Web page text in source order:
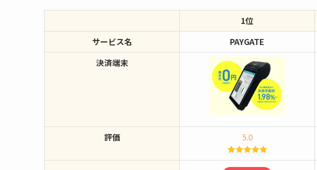
1位
サービス名
PAYGATE
決済端末
評価 5.0